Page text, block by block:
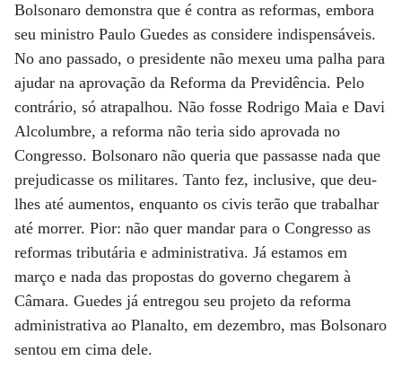
Bolsonaro demonstra que é contra as reformas, embora
seu ministro Paulo Guedes as considere indispensáveis.
No ano passado, o presidente não mexeu uma palha para
ajudar na aprovação da Reforma da Previdência. Pelo
contrário, só atrapalhou. Não fosse Rodrigo Maia e Davi
Alcolumbre, a reforma não teria sido aprovada no
Congresso. Bolsonaro não queria que passasse nada que
prejudicasse os militares. Tanto fez, inclusive, que deu-
lhes até aumentos, enquanto os civis terão que trabalhar
até morrer. Pior: não quer mandar para o Congresso as
reformas tributária e administrativa. Já estamos em
março e nada das propostas do governo chegarem à
Câmara. Guedes já entregou seu projeto da reforma
administrativa ao Planalto, em dezembro, mas Bolsonaro
sentou em cima dele.